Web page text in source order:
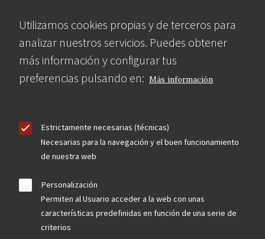
Utilizamos cookies propias y de terceros para
analizar nuestros servicios. Puedes obtener
más información y configurar tus
preferencias pulsando en: Más información
Estrictamente necesarias (técnicas)
Necesarias para la navegación y el buen funcionamiento
de nuestra web
Personalización
Permiten al Usuario acceder a la web con unas
características predefinidas en función de una serie de
criterios